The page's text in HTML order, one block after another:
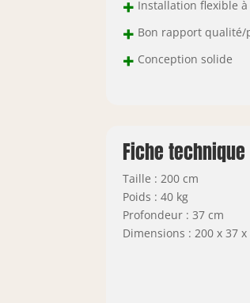
+ Installation flexible
+ Bon rapport qualité/
+ Conception solide
Fiche technique
Taille : 200 cm
Poids : 40 kg
Profondeur : 37 cm
Dimensions : 200 x 37 x